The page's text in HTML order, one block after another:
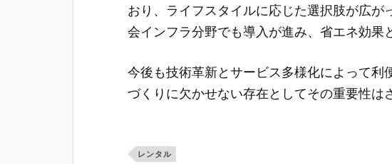
おり、ライフスタイルに応じた選択肢が広が
会インフラ分野でも導入が進み、省エネ効果
今後も技術革新とサービス多様化によって利
づくりに欠かせない存在としてその重要性は
レンタル